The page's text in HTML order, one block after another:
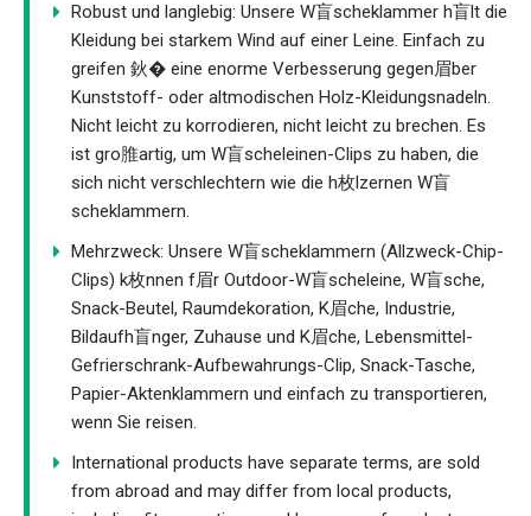
Robust und langlebig: Unsere W盲scheklammer h盲lt die
Kleidung bei starkem Wind auf einer Leine. Einfach zu
greifen 鈥� eine enorme Verbesserung gegen眉ber
Kunststoff- oder altmodischen Holz-Kleidungsnadeln.
Nicht leicht zu korrodieren, nicht leicht zu brechen. Es
ist gro脽artig, um W盲scheleinen-Clips zu haben, die
sich nicht verschlechtern wie die h枚lzernen W盲
scheklammern.
Mehrzweck: Unsere W盲scheklammern (Allzweck-Chip-
Clips) k枚nnen f眉r Outdoor-W盲scheleine, W盲sche,
Snack-Beutel, Raumdekoration, K眉che, Industrie,
Bildaufh盲nger, Zuhause und K眉che, Lebensmittel-
Gefrierschrank-Aufbewahrungs-Clip, Snack-Tasche,
Papier-Aktenklammern und einfach zu transportieren,
wenn Sie reisen.
International products have separate terms, are sold
from abroad and may differ from local products,